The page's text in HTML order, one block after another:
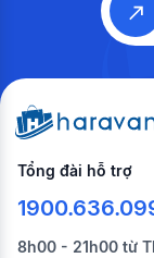
Tổng đài hỗ trợ
8h00 - 21h00 từ